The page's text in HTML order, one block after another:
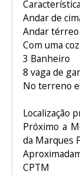
Andar de
Andar térreo
Com uma
3 Banheiro
8 vaga de
No terreno
Localização
Próximo a
da Marques
CPTM